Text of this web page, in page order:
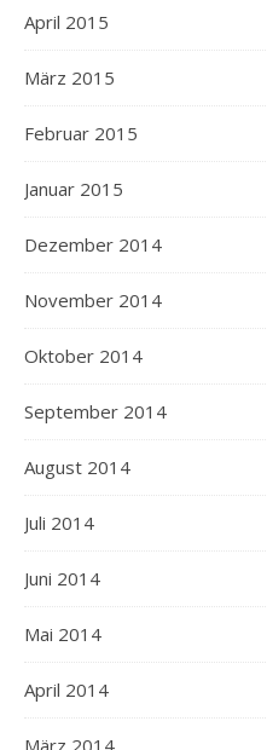
April 2015
März 2015
Februar 2015
Januar 2015
Dezember 2014
November 2014
Oktober 2014
September 2014
August 2014
Juli 2014
Juni 2014
Mai 2014
April 2014
März 2014